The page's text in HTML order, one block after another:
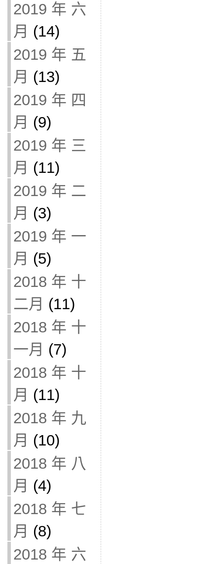
2019 年 六
月 (14)
2019 年 五
月 (13)
2019 年 四
月 (9)
2019 年 三
月 (11)
2019 年 二
月 (3)
2019 年 一
月 (5)
2018 年 十
二月 (11)
2018 年 十
一月 (7)
2018 年 十
月 (11)
2018 年 九
月 (10)
2018 年 八
月 (4)
2018 年 七
月 (8)
2018 年 六